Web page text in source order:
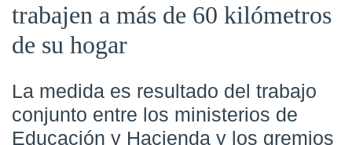
trabajen a más de 60 kilómetros
de su hogar
La medida es resultado del trabajo
conjunto entre los ministerios de
Educación y Hacienda y los gremios